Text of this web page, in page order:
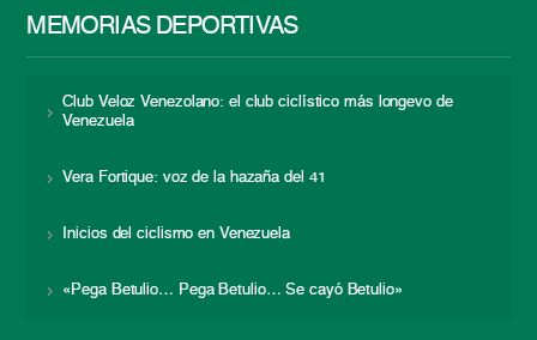
MEMORIAS DEPORTIVAS
Club Veloz Venezolano: el club ciclístico más longevo de
Venezuela
Vera Fortique: voz de la hazaña del 41
Inicios del ciclismo en Venezuela
«Pega Betulio… Pega Betulio… Se cayó Betulio»